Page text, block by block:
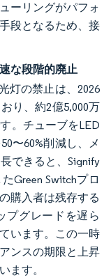
ーリングがパフォ
段となるため、接
な段階的廃止
灯の禁止は、2026
り、約2億5,000万
。チューブをLED
〜60%削減し、メ
できると、Signify
Green Switchプロ
購入者は残存する
プグレードを遅ら
います。この一時
ンスの期限と上昇
ます。